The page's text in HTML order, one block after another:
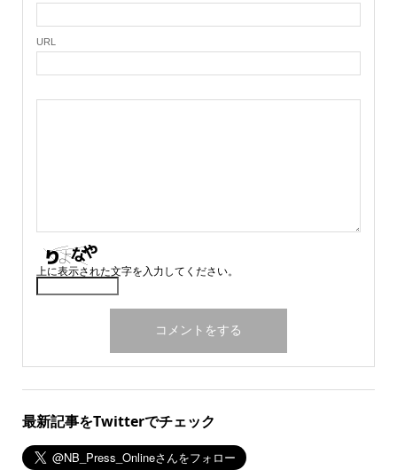
URL
上に表示された文字を入力してください。
最新記事をTwitterでチェック